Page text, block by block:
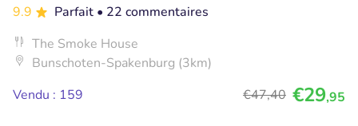
9.9
Parfait • 22 commentaires
The Smoke House
Bunschoten-Spakenburg (3km)
Vendu : 159
€47,40 €29,95